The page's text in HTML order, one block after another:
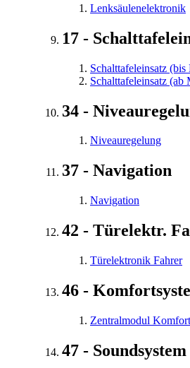
Lenksäulenelektronik
17 -
Schalttafeleinsatz
Schalttafeleinsatz (ab
34 -
Niveauregelung
37 - Navigation
Navigation
42 - Türelektr.
Türelektronik Fahrer
46 -
Zentralmodul
47 - Soundsystem